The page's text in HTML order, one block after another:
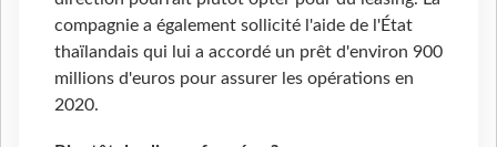
compagnie a également sollicité l'aide de l'État
thaïlandais qui lui a accordé un prêt d'environ 900
millions d'euros pour assurer les opérations en
2020.